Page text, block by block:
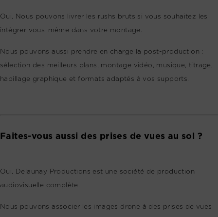
Oui. Nous pouvons livrer les rushs bruts si vous souhaitez les
intégrer vous-même dans votre montage.
Nous pouvons aussi prendre en charge la post-production :
sélection des meilleurs plans, montage vidéo, musique, titrage,
habillage graphique et formats adaptés à vos supports.
Faites-vous aussi des prises de vues au sol ?
Oui. Delaunay Productions est une société de production
audiovisuelle complète.
Nous pouvons associer les images drone à des prises de vues